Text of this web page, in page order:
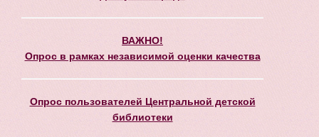
ВАЖНО!
Опрос в рамках независимой оценки качества
Опрос пользователей Центральной детской
библиотеки